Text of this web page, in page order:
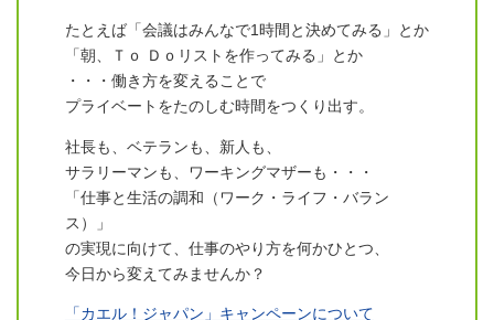
たとえば「会議はみんなで1時間と決めてみる」とか
「朝、Ｔｏ Ｄｏリストを作ってみる」とか
・・・働き方を変えることで
プライベートをたのしむ時間をつくり出す。
社長も、ベテランも、新人も、
サラリーマンも、ワーキングマザーも・・・
「仕事と生活の調和（ワーク・ライフ・バラン
ス）」
の実現に向けて、仕事のやり方を何かひとつ、
今日から変えてみませんか？
「カエル！ジャパン」キャンペーンについて